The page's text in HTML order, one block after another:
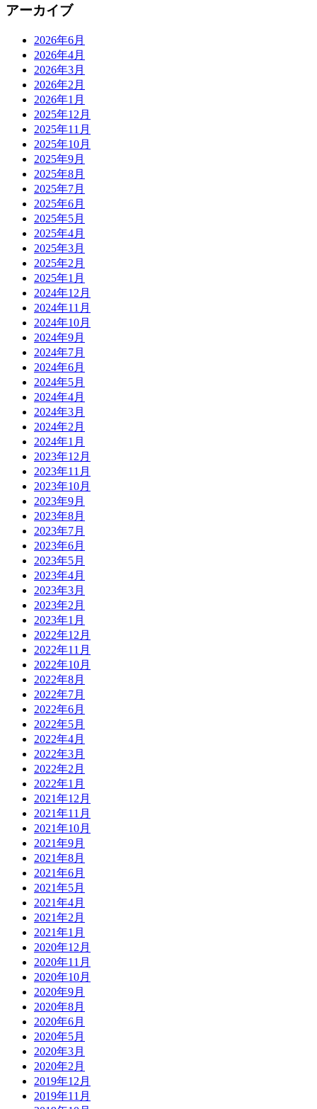
アーカイブ
2026年6月
2026年4月
2026年3月
2026年2月
2026年1月
2025年12月
2025年11月
2025年10月
2025年9月
2025年8月
2025年7月
2025年6月
2025年5月
2025年4月
2025年3月
2025年2月
2025年1月
2024年12月
2024年11月
2024年10月
2024年9月
2024年7月
2024年6月
2024年5月
2024年4月
2024年3月
2024年2月
2024年1月
2023年12月
2023年11月
2023年10月
2023年9月
2023年8月
2023年7月
2023年6月
2023年5月
2023年4月
2023年3月
2023年2月
2023年1月
2022年12月
2022年11月
2022年10月
2022年8月
2022年7月
2022年6月
2022年5月
2022年4月
2022年3月
2022年2月
2022年1月
2021年12月
2021年11月
2021年10月
2021年9月
2021年8月
2021年6月
2021年5月
2021年4月
2021年2月
2021年1月
2020年12月
2020年11月
2020年10月
2020年9月
2020年8月
2020年6月
2020年5月
2020年3月
2020年2月
2019年12月
2019年11月